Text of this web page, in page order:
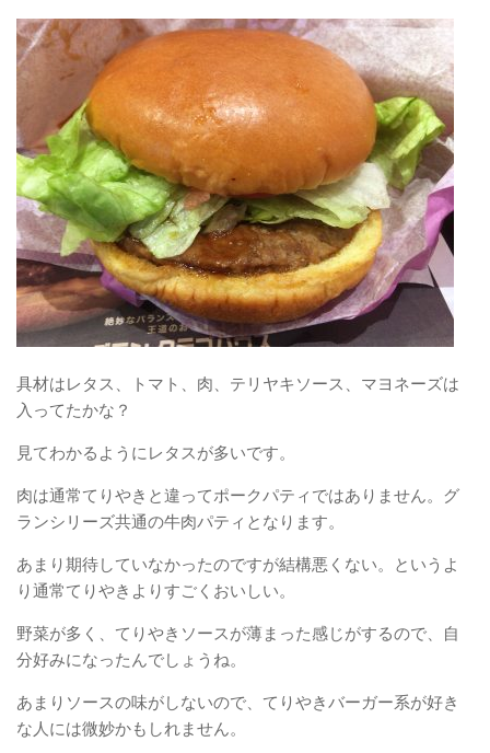
具材はレタス、トマト、肉、テリヤキソース、マヨネーズは
入ってたかな？
見てわかるようにレタスが多いです。
肉は通常てりやきと違ってポークパティではありません。グ
ランシリーズ共通の牛肉パティとなります。
あまり期待していなかったのですが結構悪くない。というよ
り通常てりやきよりすごくおいしい。
野菜が多く、てりやきソースが薄まった感じがするので、自
分好みになったんでしょうね。
あまりソースの味がしないので、てりやきバーガー系が好き
な人には微妙かもしれません。